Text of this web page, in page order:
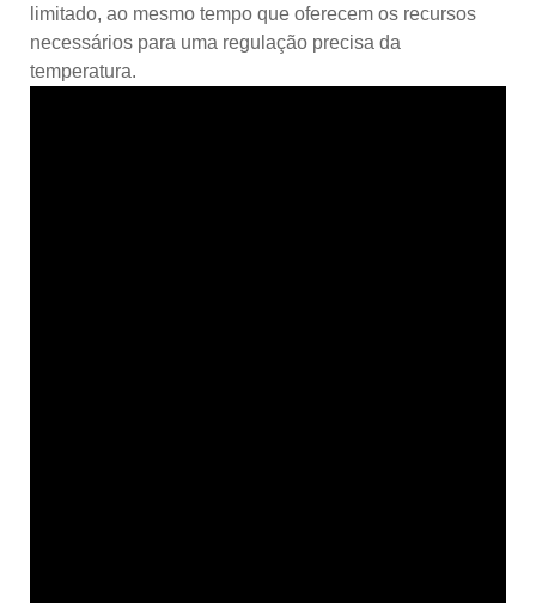
limitado, ao mesmo tempo que oferecem os recursos
necessários para uma regulação precisa da
temperatura.